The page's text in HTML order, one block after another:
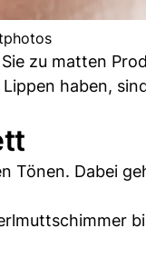
zu matten
haben,
Tönen. Dabei